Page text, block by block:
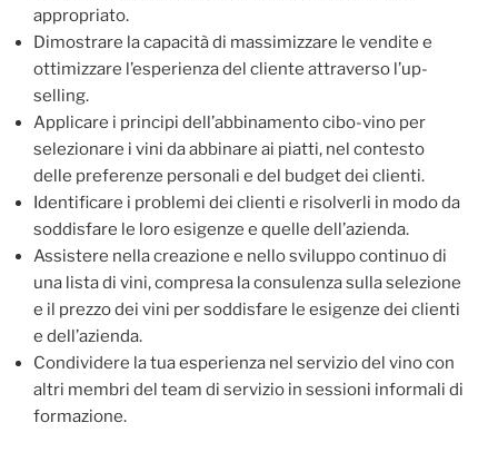
appropriato.
Dimostrare la capacità di massimizzare le vendite e
ottimizzare l’esperienza del cliente attraverso l’up-
selling.
Applicare i principi dell’abbinamento cibo-vino per
selezionare i vini da abbinare ai piatti, nel contesto
delle preferenze personali e del budget dei clienti.
Identificare i problemi dei clienti e risolverli in modo da
soddisfare le loro esigenze e quelle dell’azienda.
Assistere nella creazione e nello sviluppo continuo di
una lista di vini, compresa la consulenza sulla selezione
e il prezzo dei vini per soddisfare le esigenze dei clienti
e dell’azienda.
Condividere la tua esperienza nel servizio del vino con
altri membri del team di servizio in sessioni informali di
formazione.